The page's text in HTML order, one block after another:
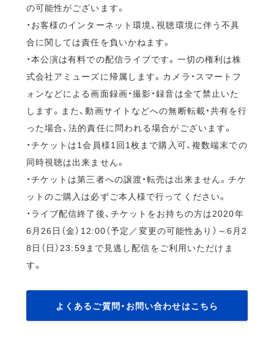
の可能性がございます。
・お客様のインターネット環境、視聴環境に伴う不具
合に関しては責任を負いかねます。
・本公演は有料での配信ライブです。一切の権利は株
式会社アミューズに帰属します。カメラ・スマートフ
ォンなどによる画面録画・撮影・録音は全て禁止いた
します。また、動画サイトなどへの無断転載・共有を行
った場合、法的責任に問われる場合がございます。
・チケットは1会員様1回1枚まで購入可、複数端末での
同時視聴は出来ません。
・チケットは第三者への譲渡・転売は出来ません。チケ
ットのご購入は必ずご本人様で行ってください。
・ライブ配信終了後、チケットをお持ちの方は2020年
6月26日（金）12:00（予定／変更の可能性あり）～6月2
8日（日）23:59まで見逃し配信をご利用いただけま
す。
よくあるご質問・お問い合わせはこちら